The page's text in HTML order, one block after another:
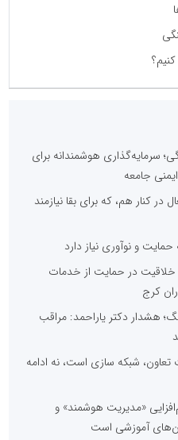
سرمایه‌گذاری هوشمندانه برای
جامعه
کنار هم، که برای بقا نیازمند
حمایت و نوآوری نیاز دارد
خلاقیت در حمایت از خدمات
کرج
هشدار دکتر یاراحمد: مراقب
شبکه سازی است، نه ادامه
«مدیریت هوشمند» و
آموزشی است